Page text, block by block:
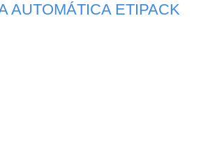
AUTOMÁTICA ETIPACK